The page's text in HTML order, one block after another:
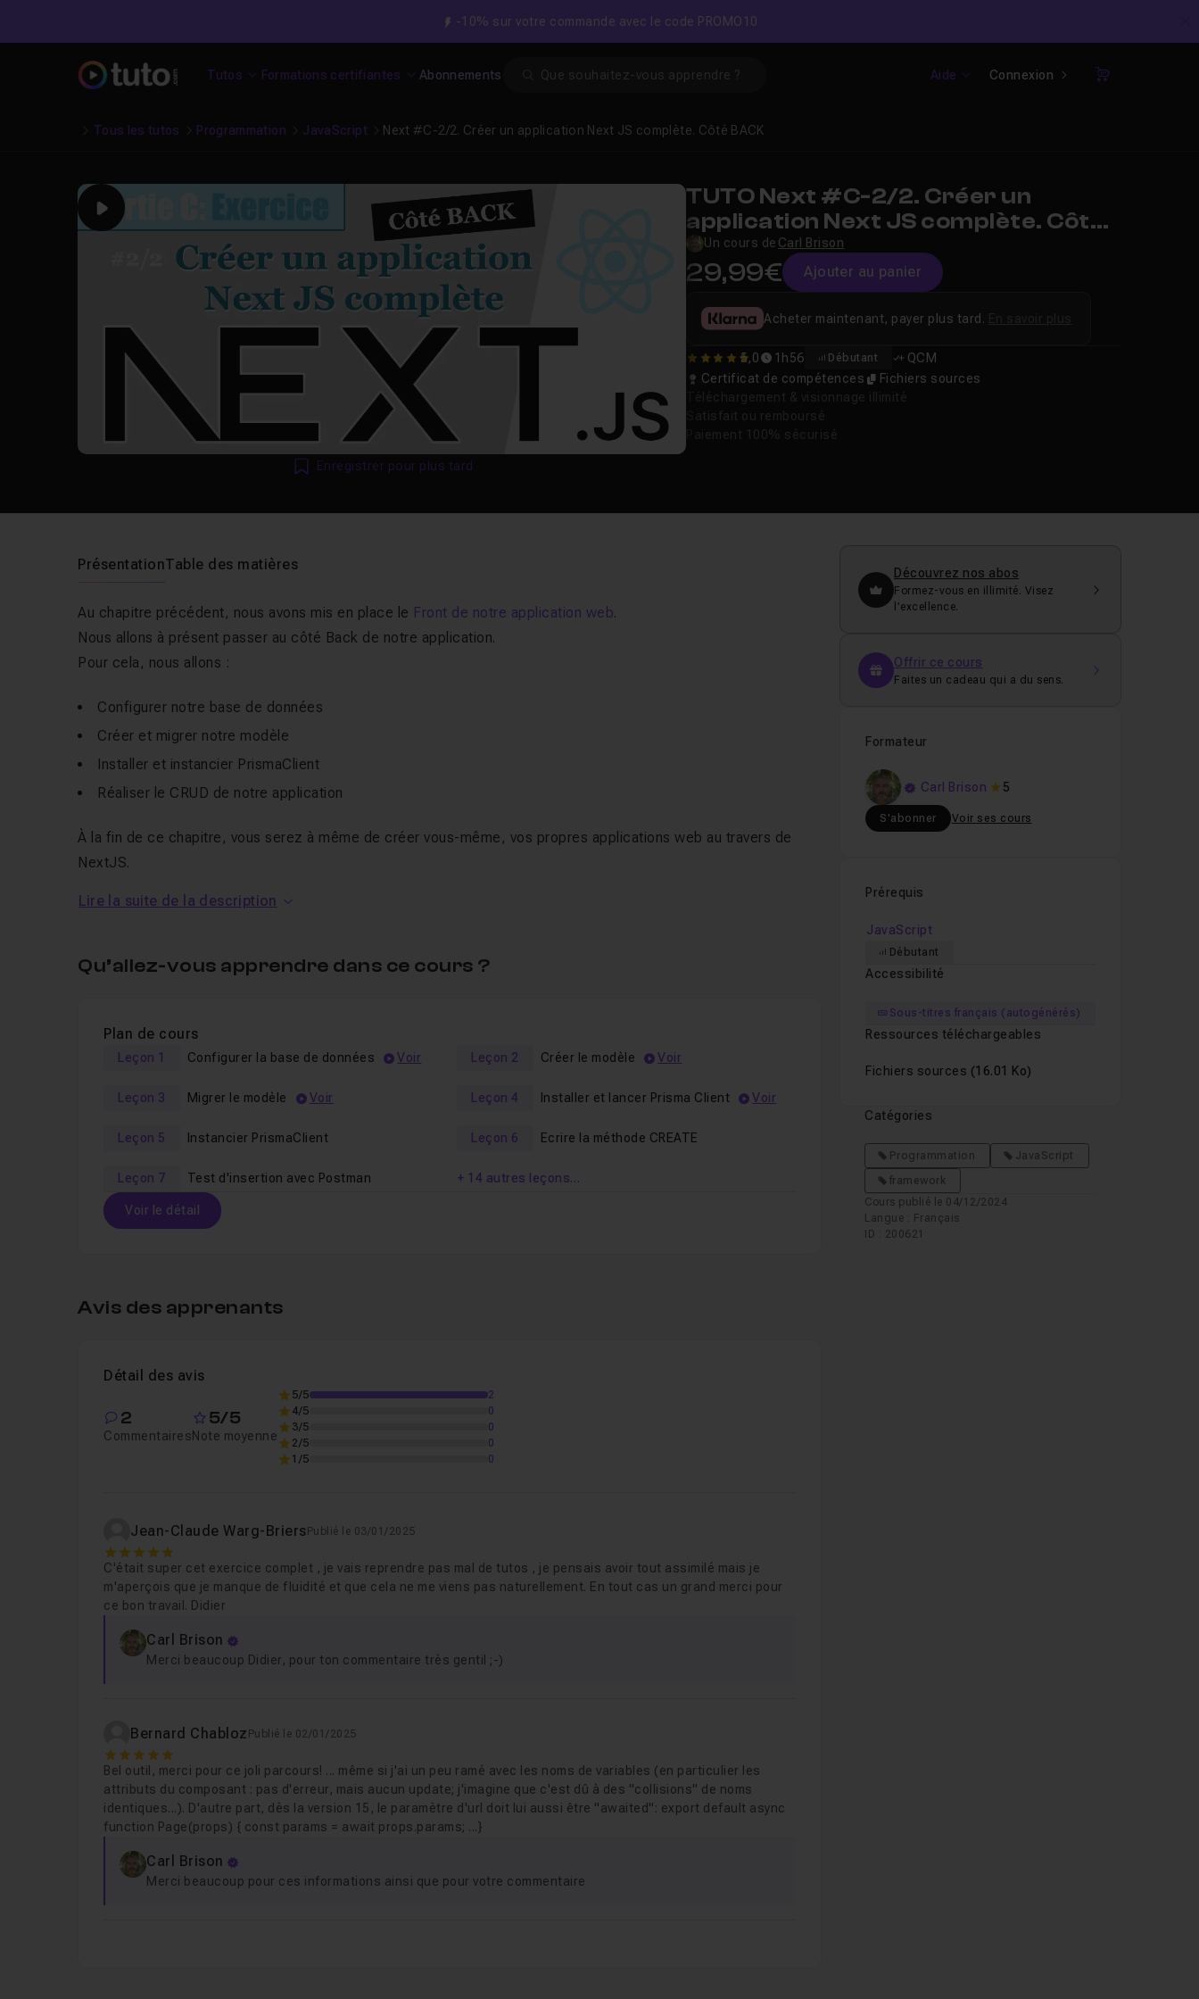
-10% sur votre commande avec le code PROMO10
Tutos Formations certifiantes Abonnements Aide Connexion
Panier
Tous les tutos Programmation JavaScript Next #C-2/2. Créer un application Next JS complète. Côté BACK
Play
Enregistrer pour plus tard
TUTO Next #C-2/2. Créer un
application Next JS complète. Côté
BACK
Un cours de Carl Brison
29,99€ Ajouter au panier
5 5,0 1h56 Débutant
QCM
Certificat de compétences
Fichiers sources
Acheter maintenant, payer plus tard.
PrésentationTable des matières
Au chapitre précédent, nous avons mis en place le Front de notre application web.
Nous allons à présent passer au côté Back de notre application.
Pour cela, nous allons :
Configurer notre base de données
Créer et migrer notre modèle
Installer et instancier PrismaClient
Réaliser le CRUD de notre application
À la fin de ce chapitre, vous serez à même de créer vous-même, vos propres applications web au travers de
NextJS.
Lire la suite de la description
Qu’allez-vous apprendre dans ce cours ?
Plan de cours
Leçon 1 Configurer la base de données Voir Leçon 2 Créer le modèle Voir
Leçon 3 Migrer le modèle Voir Leçon 4 Installer et lancer Prisma Client Voir
Leçon 5 Instancier PrismaClient Leçon 6 Ecrire la méthode CREATE
Leçon 7 Test d'insertion avec Postman + 14 autres leçons…
Voir le détail
Créer le modèle Voir 02m24
Migrer le modèle
Leçon 5 Instancier PrismaClient 04m09
Leçon 6 Ecrire la méthode CREATE
Leçon 8 Retourner toutes les datas 06m15
Retourner un seul produit 07m29
Avis des apprenants
Détail des avis
2
Commentaires
5/5
Note moyenne
5/5
2
4/5
0
3/5
0
2/5
0
1/5
0
Jean-Claude Warg-Briers Publié le 03/01/2025
5
C'était super cet exercice complet , je vais reprendre pas mal de tutos , je pensais avoir tout assimilé mais je
m'aperçois que je manque de fluidité et que cela ne me viens pas naturellement. En tout cas un grand merci pour
ce bon travail. Didier
Carl Brison
Merci beaucoup Didier, pour ton commentaire très gentil ;-)
Bernard Chabloz Publié le 02/01/2025
5
Bel outil, merci pour ce joli parcours! ... même si j'ai un peu ramé avec les noms de variables (en particulier les
attributs du composant : pas d'erreur, mais aucun update; j'imagine que c'est dû à des "collisions" de noms
identiques...). D'autre part, dès la version 15, le paramètre d'url doit lui aussi être "awaited": export default async
function Page(props) { const params = await props.params; ...}
Carl Brison
Merci beaucoup pour ces informations ainsi que pour votre commentaire
Découvrez nos abos
Formez-vous en illimité. Visez
l’excellence.
Offrir ce cours
Faites un cadeau qui a du sens.
Formateur
Carl Brison 5
S'abonner Voir ses cours
Prérequis
JavaScript
Débutant
Accessibilité
Sous-titres français (autogénérés)
Ressources téléchargeables
Fichiers sources (16.01 Ko)
Catégories
Programmation
JavaScript
framework
Cours publié le 04/12/2024
Langue : Français
ID : 200621